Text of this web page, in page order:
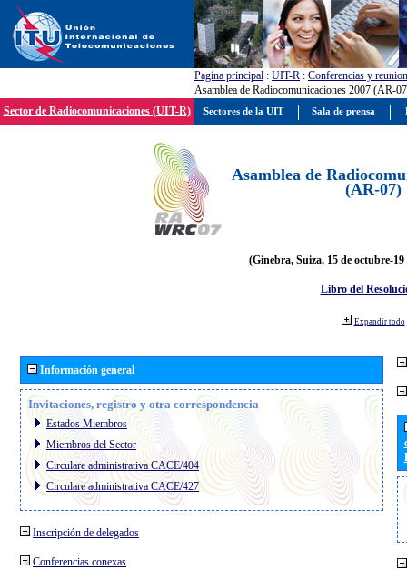
Pagína principal : UIT-R : Conferencias y
Asamblea de Radiocomunicaciones 2007 (AR-
Sector de Radiocomunicaciones (UIT-R)
Asamblea de
(AR-07)
(Ginebra, Suiza, 15 de octubre-19
Libro del
Expandir todo
Información general
Invitaciones, registro y otra correspondencia
Estados Miembros
Miembros del Sector
Circulare administrativa CACE/404
Circulare administrativa CACE/427
Inscripción de delegados
Conferencias conexas
Sectores de la UIT Sala de prensa